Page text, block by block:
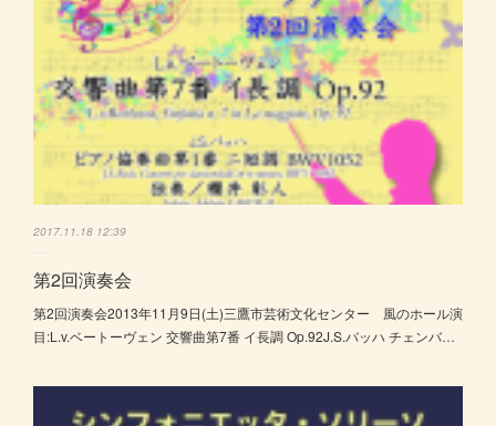
2017.11.18 12:39
第2回演奏会
第2回演奏会2013年11月9日(土)三鷹市芸術文化センター 風のホール演
目:L.v.ベートーヴェン 交響曲第7番 イ長調 Op.92J.S.バッハ チェンバ…